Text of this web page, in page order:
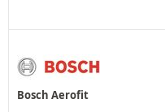
Bosch Aerofit